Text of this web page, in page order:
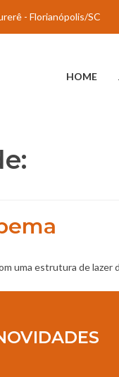
- Florianópolis/SC
HOME
estrutura de lazer